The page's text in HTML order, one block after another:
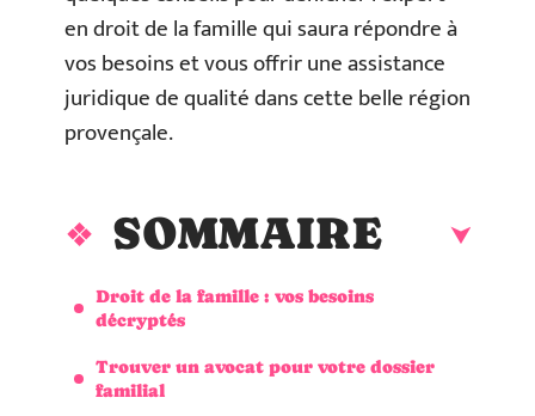
en droit de la famille qui saura répondre à
vos besoins et vous offrir une assistance
juridique de qualité dans cette belle région
provençale.
SOMMAIRE
Droit de la famille : vos besoins
décryptés
Trouver un avocat pour votre dossier
familial